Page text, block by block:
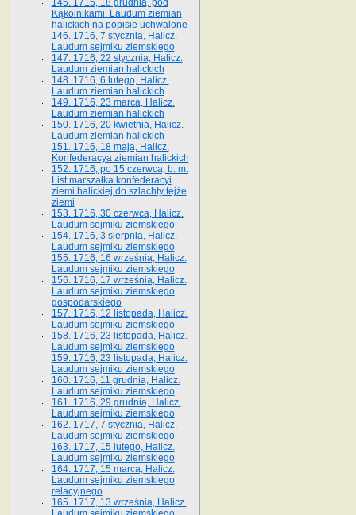
145. 1715, 18 grudnia, pod
Kąkolnikami. Laudum ziemian
halickich na popisie uchwalone
146. 1716, 7 stycznia, Halicz.
Laudum sejmiku ziemskiego
147. 1716, 22 stycznia, Halicz.
Laudum ziemian halickich
148. 1716, 6 lutego, Halicz.
Laudum ziemian halickich
149. 1716, 23 marca, Halicz.
Laudum ziemian halickich
150. 1716, 20 kwietnia, Halicz.
Laudum ziemian halickich
151. 1716, 18 maja, Halicz.
Konfederacya ziemian halickich
152. 1716, po 15 czerwca, b. m.
List marszałka konfederacyi
ziemi halickiej do szlachty tejże
ziemi
153. 1716, 30 czerwca, Halicz.
Laudum sejmiku ziemskiego
154. 1716, 3 sierpnia, Halicz.
Laudum sejmiku ziemskiego
155. 1716, 16 września, Halicz.
Laudum sejmiku ziemskiego
156. 1716, 17 września, Halicz.
Laudum sejmiku ziemskiego
gospodarskiego
157. 1716, 12 listopada, Halicz.
Laudum sejmiku ziemskiego
158. 1716, 23 listopada, Halicz.
Laudum sejmiku ziemskiego
159. 1716, 23 listopada, Halicz.
Laudum sejmiku ziemskiego
160. 1716, 11 grudnia, Halicz.
Laudum sejmiku ziemskiego
161. 1716, 29 grudnia, Halicz.
Laudum sejmiku ziemskiego
162. 1717, 7 stycznia, Halicz.
Laudum sejmiku ziemskiego
163. 1717, 15 lutego, Halicz.
Laudum sejmiku ziemskiego
164. 1717, 15 marca, Halicz.
Laudum sejmiku ziemskiego
relacyjnego
165. 1717, 13 września, Halicz.